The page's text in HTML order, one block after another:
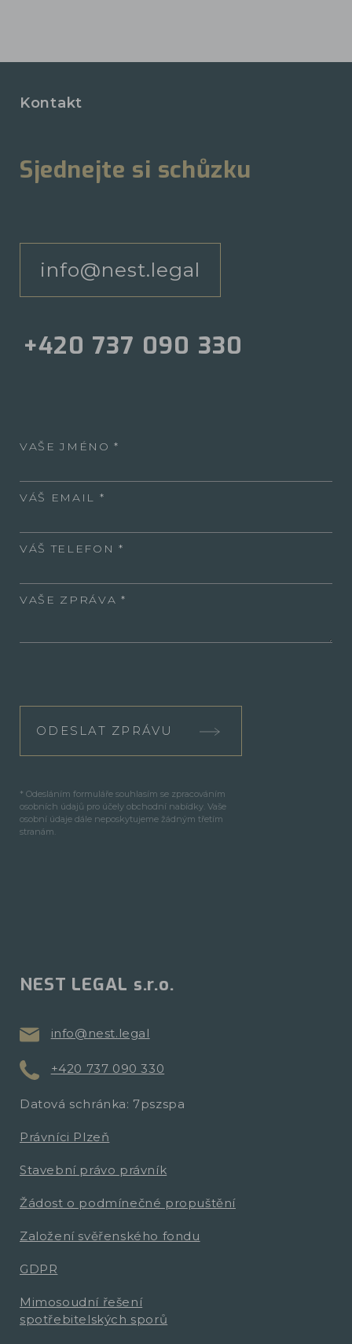
Kontakt
Sjednejte si schůzku
info@nest.legal
+420 737 090 330
VAŠE JMÉNO
VÁŠ EMAIL
VÁŠ TELEFON
VAŠE ZPRÁVA
ODESLAT ZPRÁVU
* Odesláním formuláře souhlasím se zpracováním
osobních údajů pro účely obchodní nabídky. Vaše
osobní údaje dále neposkytujeme žádným třetím
stranám.
NEST LEGAL s.r.o.
info@nest.legal
+420 737 090 330
Datová schránka: 7pszspa
Právníci Plzeň
Stavební právo právník
Žádost o podmínečné propuštění
Založení svěřenského fondu
GDPR
Mimosoudní řešení
spotřebitelských sporů